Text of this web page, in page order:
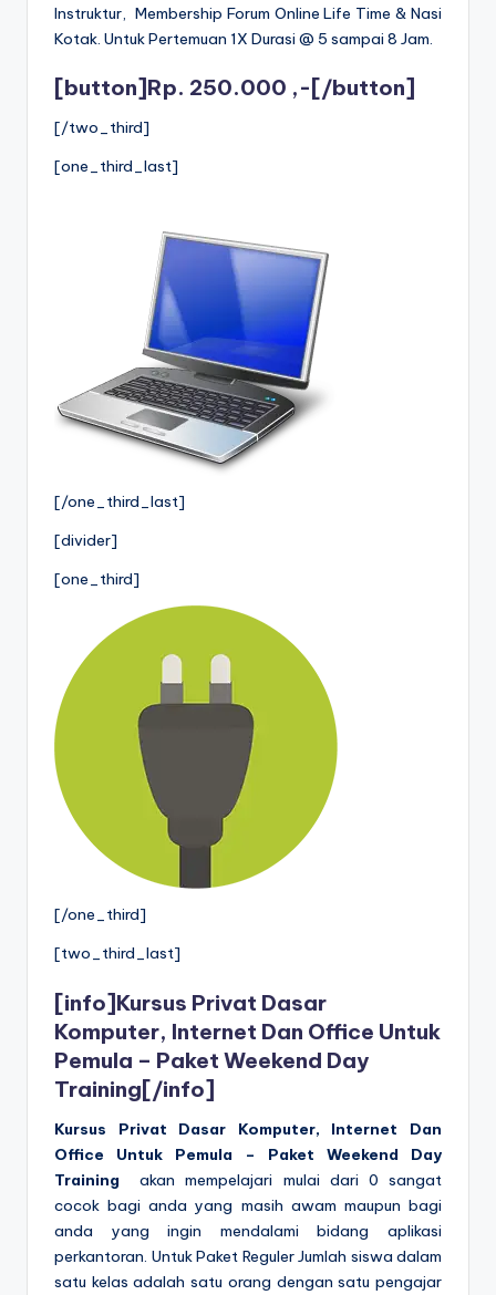
Instruktur, Membership Forum Online Life Time & Nasi
Kotak. Untuk Pertemuan 1X Durasi @ 5 sampai 8 Jam.
[button]Rp. 250.000 ,-[/button]
[/two_third]
[one_third_last]
[/one_third_last]
[divider]
[one_third]
[/one_third]
[two_third_last]
[info] Kursus Privat Dasar
Komputer, Internet Dan Office Untuk
Pemula – Paket Weekend Day
Training [/info]
Kursus Privat Dasar Komputer, Internet Dan
Office Untuk Pemula – Paket Weekend Day
Training
akan mempelajari mulai dari 0 sangat
cocok bagi anda yang masih awam maupun bagi
anda yang ingin mendalami bidang aplikasi
perkantoran. Untuk Paket Reguler Jumlah siswa dalam
satu kelas adalah satu orang dengan satu pengajar